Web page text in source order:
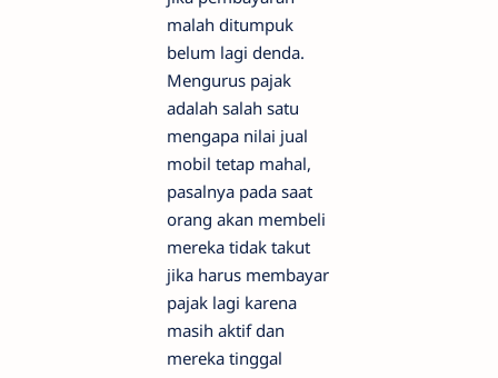
malah ditumpuk
belum lagi denda.
Mengurus pajak
adalah salah satu
mengapa nilai jual
mobil tetap mahal,
pasalnya pada saat
orang akan membeli
mereka tidak takut
jika harus membayar
pajak lagi karena
masih aktif dan
mereka tinggal